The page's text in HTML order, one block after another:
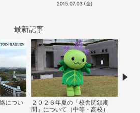
2015.07.03 (金)
最新記事
につい
２０２６年夏の「校舎閉鎖期
間」について（中等・高校）